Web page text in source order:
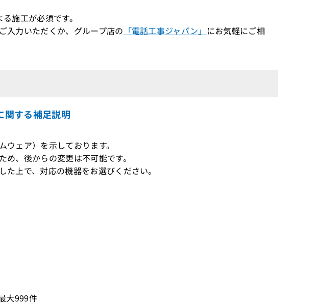
施工が必須です。
入力いただくか、グループ店の 「電話工事ジャパン」 にお気軽にご相
する補足説明
ェア）を示しております。
、後からの変更は不可能です。
上で、対応の機器をお選びください。
大999件